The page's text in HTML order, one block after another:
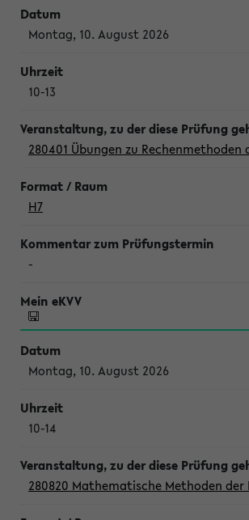
Montag, 10. August 2026
10-13
280401 Übungen zu Rechenmethoden
H7
-
Montag, 10. August 2026
10-14
280820 Mathematische Methoden der